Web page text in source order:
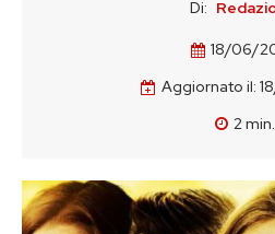
Di:
18/06/
Aggiornato il:
2min.